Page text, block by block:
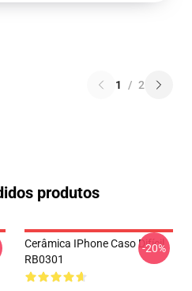
1 / 2
produtos
Cerâmica IPhone Caso Difícil
RB0301
-20%